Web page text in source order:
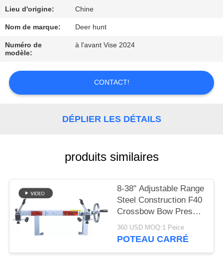
CONTRÔLE
DE
QUALITÉ
CONTACTEZ-
PLAN
DU
Lieu d'origine: Chine
Nom de marque: Deer hunt
Numéro de
modèle:
à l'avant Vise 2024
CONTACT!
DÉPLIER LES DÉTAILS
produits similaires
8-38" Adjustable Range
Steel Construction F40
Crossbow Bow Press
with Draw Board
360 USD MOQ:1 Peice
POTEAU CARRÉ